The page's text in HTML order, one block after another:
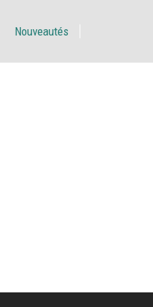
Nouveautés